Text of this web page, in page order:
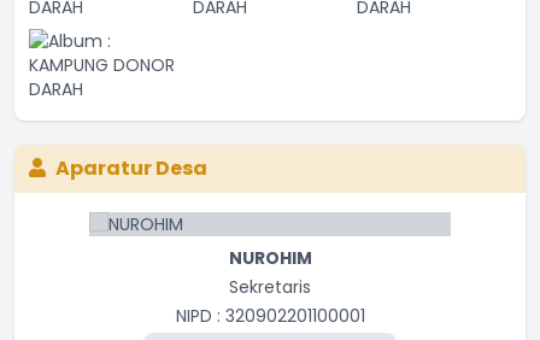
Aparatur Desa
NUROHIM
Sekretaris
NIPD : 320902201100001
HAEDAR MUDAKAR
Kasie Pelananan dan Kesejahteraan
NIPD : 320902201100006